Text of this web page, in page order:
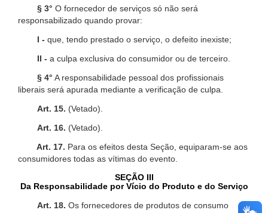
§ 3° O fornecedor de serviços só não será
responsabilizado quando provar:
I - que, tendo prestado o serviço, o defeito inexiste;
II - a culpa exclusiva do consumidor ou de terceiro.
§ 4° A responsabilidade pessoal dos profissionais
liberais será apurada mediante a verificação de culpa.
Art. 15. (Vetado).
Art. 16. (Vetado).
Art. 17. Para os efeitos desta Seção, equiparam-se aos
consumidores todas as vítimas do evento.
SEÇÃO III
Da Responsabilidade por Vício do Produto e do Serviço
Art. 18. Os fornecedores de produtos de consumo